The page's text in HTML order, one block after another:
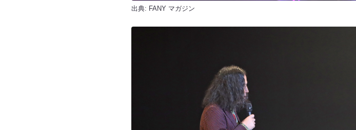
出典: FANY マガジン